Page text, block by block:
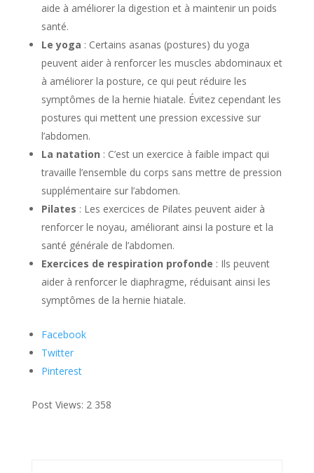
aide à améliorer la digestion et à maintenir un poids
santé.
Le yoga : Certains asanas (postures) du yoga
peuvent aider à renforcer les muscles abdominaux et
à améliorer la posture, ce qui peut réduire les
symptômes de la hernie hiatale. Évitez cependant les
postures qui mettent une pression excessive sur
l’abdomen.
La natation : C’est un exercice à faible impact qui
travaille l’ensemble du corps sans mettre de pression
supplémentaire sur l’abdomen.
Pilates : Les exercices de Pilates peuvent aider à
renforcer le noyau, améliorant ainsi la posture et la
santé générale de l’abdomen.
Exercices de respiration profonde : Ils peuvent
aider à renforcer le diaphragme, réduisant ainsi les
symptômes de la hernie hiatale.
Facebook
Twitter
Pinterest
Post Views: 2 358